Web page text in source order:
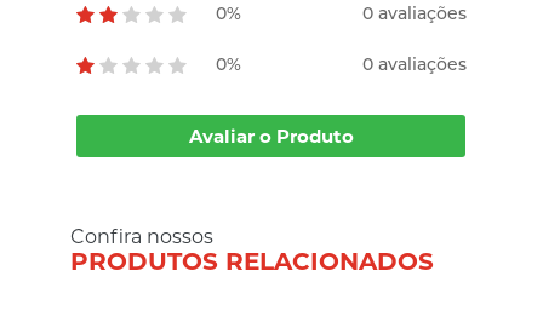
0% 0 avaliações
0% 0 avaliações
Avaliar o Produto
Confira nossos
PRODUTOS RELACIONADOS